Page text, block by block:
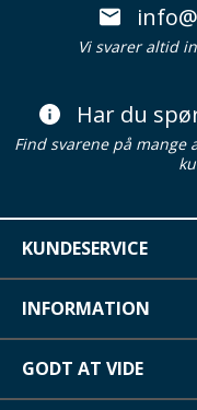
Vi svarer altid
Har du
Find svarene på mange
KUNDESERVICE
INFORMATION
GODT AT VIDE